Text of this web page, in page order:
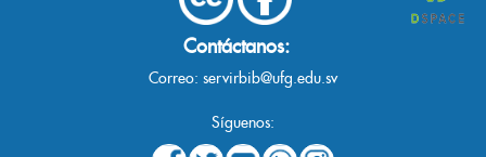
Contáctanos:
Correo: servirbib@ufg.edu.sv
Síguenos: